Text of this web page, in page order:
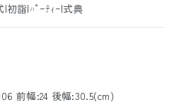
初詣|ﾊﾟｰﾃｨｰ|式典
前幅:24 後幅:30.5(cm)